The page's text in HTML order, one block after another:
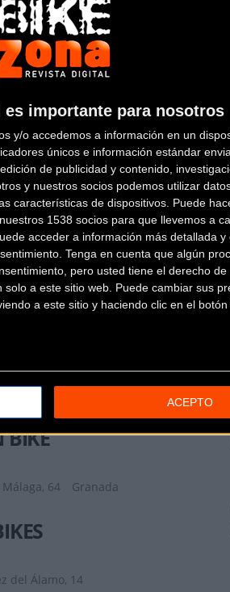
es importante para nosotros
y/o accedemos a información en un
únicos e información estándar
de publicidad y contenido,
y nuestros socios podemos utilizar
características de dispositivos. Puede
1538 socios para que llevemos a
acceder a información más detallada y
Tenga en cuenta que algún
pero usted tiene el derecho
a este sitio web. Puede cambiar sus
a este sitio y haciendo clic en el
ACEPTO
5 DÚRCAL (Granada)
LA
20
GRANADA
de Aragón,
(Granada)
BIKE
64
Granada
del Álamo, 14